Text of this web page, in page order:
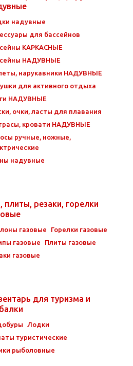
надувные
для бассейнов
КАРКАСНЫЕ
НАДУВНЫЕ
нарукавники НАДУВНЫЕ
для активного отдыха
НАДУВНЫЕ
очки, ласты для плавания
кровати НАДУВНЫЕ
ручные, ножные,
надувные
плиты, резаки, горелки
газовые
Горелки газовые
газовые
Плиты газовые
газовые
для туризма и
Лодки
туристические
рыболовные